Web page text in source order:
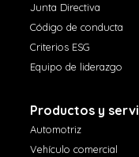
Junta Directiva
Código de conducta
Criterios ESG
Equipo de liderazgo
Productos y
Automotriz
Vehículo comercial